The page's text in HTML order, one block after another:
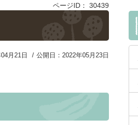
ページID：
30439
月21日 公開日：2022年05月23日